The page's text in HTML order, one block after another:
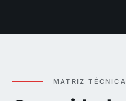
MATRIZ